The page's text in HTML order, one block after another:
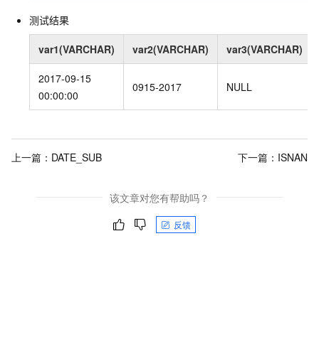
测试结果
var1(VARCHAR) var2(VARCHAR) var3(VARCHAR)
2017-09-15
00:00:00
0915-2017 NULL
上一篇： DATE_SUB 下一篇： ISNAN
该文章对您有帮助吗？
反馈